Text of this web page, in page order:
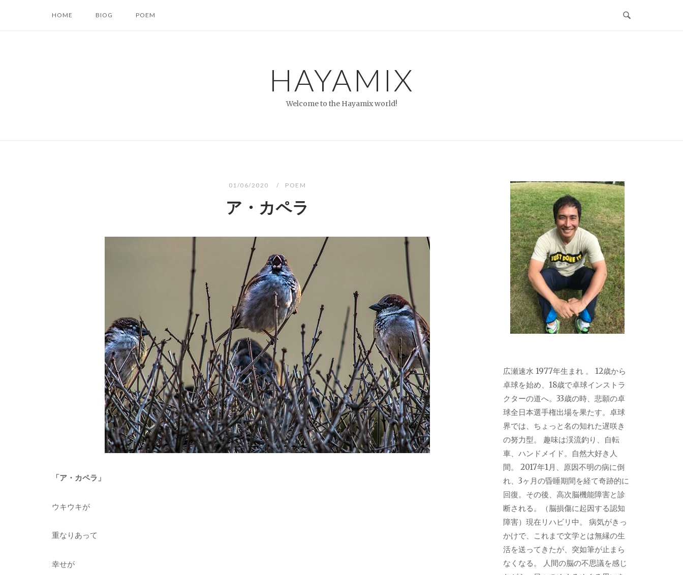
HOME BIOG POEM
HAYAMIX
Welcome to the Hayamix world!
01/06/2020 POEM
ア・カペラ
「ア・カペラ」
ウキウキが
重なりあって
幸せが
広瀬速水 1977年生まれ 。 12歳から
卓球を始め、18歳で卓球インストラ
クターの道へ。33歳の時、悲願の卓
球全日本選手権出場を果たす。卓球
界では、ちょっと名の知れた遅咲き
の努力型。 趣味は渓流釣り、自転
車、ハンドメイド。自然大好き人
間。 2017年1月、原因不明の病に倒
れ、3ヶ月の昏睡期間を経て奇跡的に
回復。その後、高次脳機能障害と診
断される。（脳損傷に起因する認知
障害）現在リハビリ中。 病気がきっ
かけで、これまで文学とは無縁の生
活を送ってきたが、突如筆が止まら
なくなる。 人間の脳の不思議を感じ